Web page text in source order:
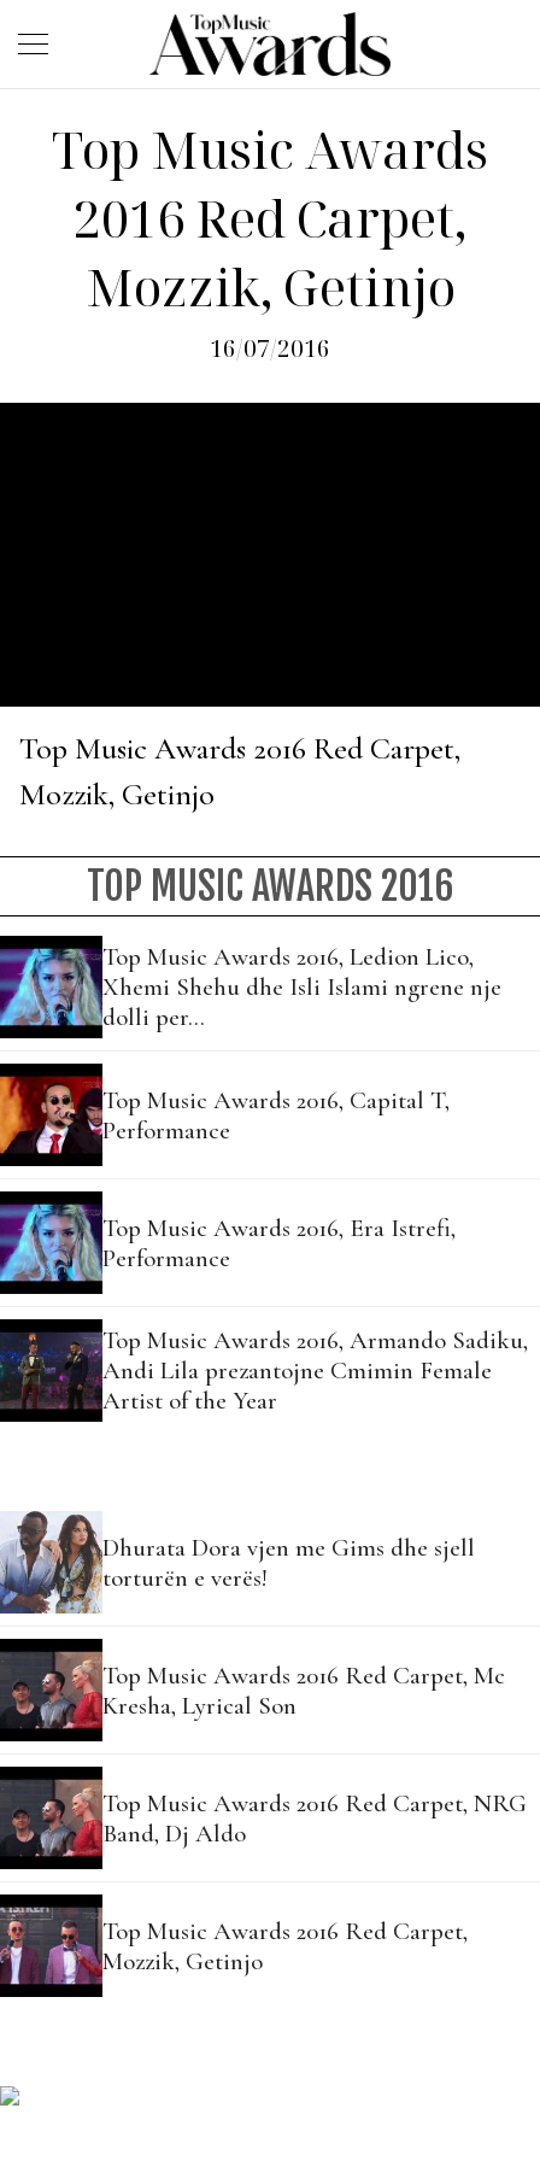
Top Music Awards
2016 Red Carpet,
Mozzik, Getinjo
16/07/2016
Top Music Awards 2016 Red Carpet,
Mozzik, Getinjo
TOP MUSIC AWARDS 2016
Top Music Awards 2016, Ledion Lico,
Xhemi Shehu dhe Isli Islami ngrene nje
dolli per…
Top Music Awards 2016, Capital T,
Performance
Top Music Awards 2016, Era Istrefi,
Performance
Top Music Awards 2016, Armando Sadiku,
Andi Lila prezantojne Cmimin Female
Artist of the Year
Dhurata Dora vjen me Gims dhe sjell
torturën e verës!
Top Music Awards 2016 Red Carpet, Mc
Kresha, Lyrical Son
Top Music Awards 2016 Red Carpet, NRG
Band, Dj Aldo
Top Music Awards 2016 Red Carpet,
Mozzik, Getinjo